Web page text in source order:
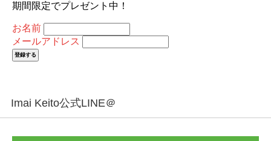
期間限定でプレゼント中！
お名前
メールアドレス
Imai Keito公式LINE＠